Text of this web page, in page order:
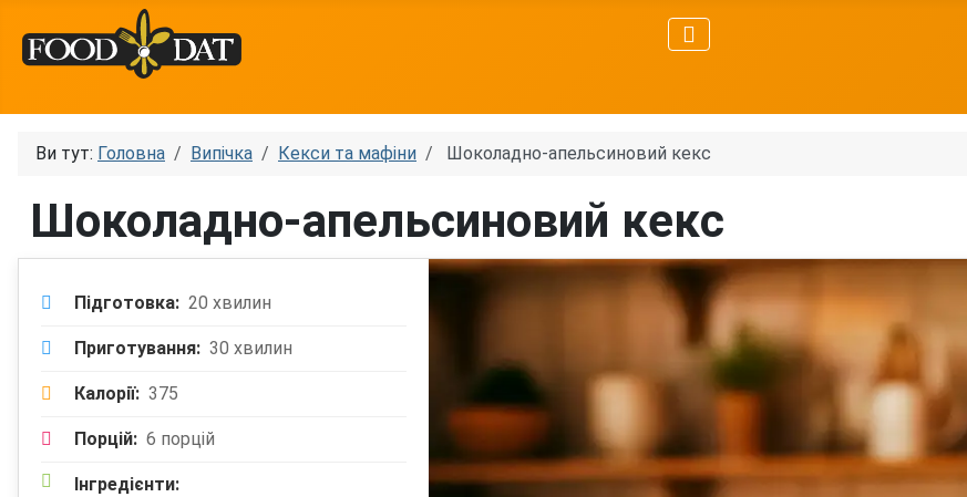
Ви тут: Головна Випічка Кекси та мафіни Шоколадно-апельсиновий кекс
Шоколадно-апельсиновий кекс
Підготовка: 20 хвилин
Приготування: 30 хвилин
Калорії: 375
Порцій: 6 порцій
Інгредієнти: